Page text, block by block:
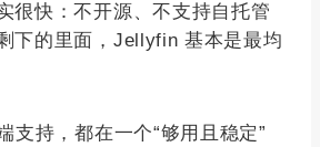
很快：不开源、不支持自托管
下的里面，Jellyfin 基本是最均
支持，都在一个“够用且稳定”